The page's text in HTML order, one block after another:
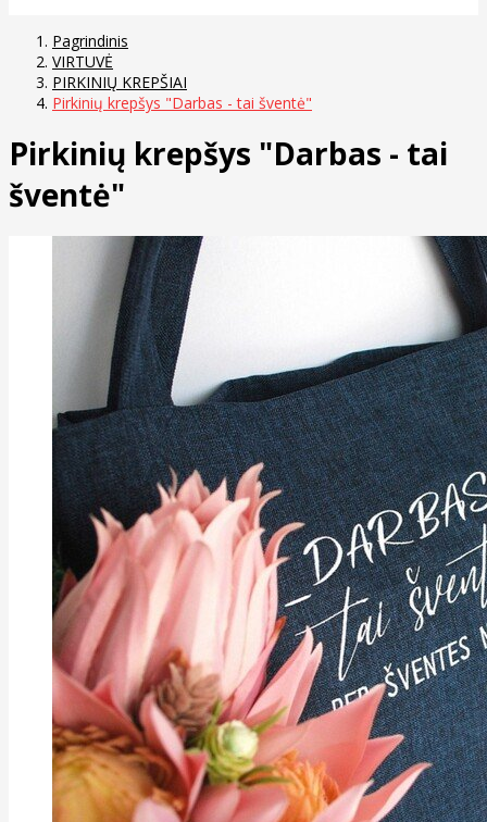
Pagrindinis
VIRTUVĖ
PIRKINIŲ KREPŠIAI
Pirkinių krepšys "Darbas - tai šventė"
Pirkinių krepšys "Darbas - tai
šventė"